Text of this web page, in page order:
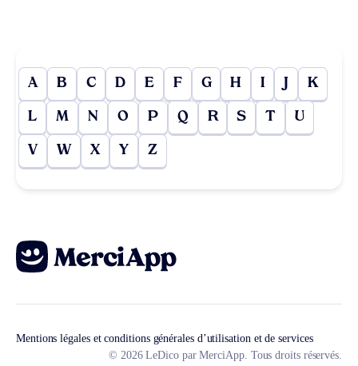
A B C D E F G H I J K
L M N O P Q R S T U
V W X Y Z
Mentions légales et conditions générales d’utilisation et de services
© 2026 LeDico par MerciApp. Tous droits réservés.